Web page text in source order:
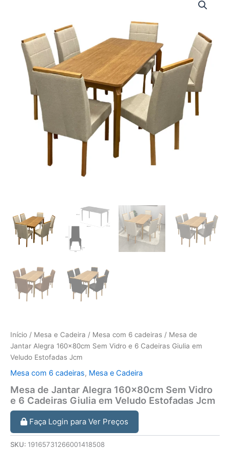
Início / Mesa e Cadeira / Mesa com 6 cadeiras / Mesa de
Jantar Alegra 160x80cm Sem Vidro e 6 Cadeiras Giulia em
Veludo Estofadas Jcm
Mesa com 6 cadeiras, Mesa e Cadeira
Mesa de Jantar Alegra 160x80cm Sem Vidro
e 6 Cadeiras Giulia em Veludo Estofadas Jcm
Faça Login para Ver Preços
SKU: 19165731266001418508